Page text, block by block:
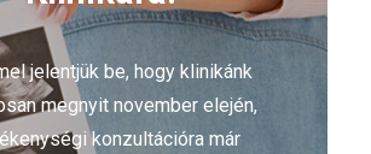
jelentjük be, hogy klinikánk
megnyit november elején,
konzultációra már